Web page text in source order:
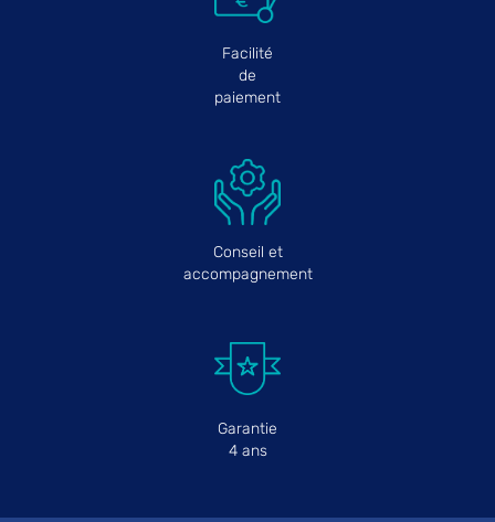
Facilité
de
paiement
Conseil et
accompagnement
Garantie
4 ans